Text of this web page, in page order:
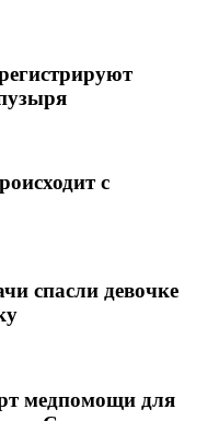
с
спасли девочке
медпомощи для